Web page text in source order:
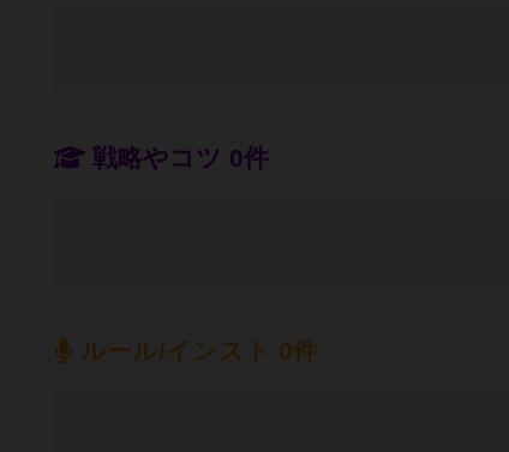
戦略やコツ 0件
ルール/インスト 0件